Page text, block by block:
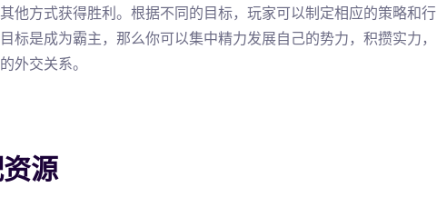
他方式获得胜利。根据不同的目标，玩家可以制定相应的策略和行
标是成为霸主，那么你可以集中精力发展自己的势力，积攒实力，
外交关系。
源